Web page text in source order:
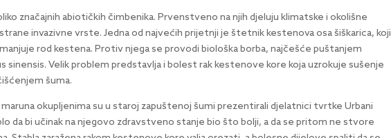
značajnih abiotičkih čimbenika. Prvenstveno na njih djeluju klimatske i okolišne
invazivne vrste. Jedna od najvećih prijetnji je štetnik kestenova osa šiškarica, koji
rod kestena. Protiv njega se provodi biološka borba, najčešće puštanjem
sinensis. Velik problem predstavlja i bolest rak kestenove kore koja uzrokuje sušenje
šuma.
okupljenima su u staroj zapuštenoj šumi prezentirali djelatnici tvrtke Urbani
da bi učinak na njegovo zdravstveno stanje bio što bolji, a da se pritom ne stvore